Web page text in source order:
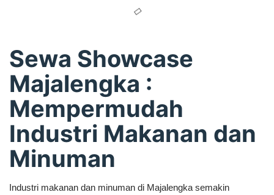
Sewa Showcase
Majalengka :
Mempermudah
Industri Makanan dan
Minuman
Industri makanan dan minuman di Majalengka semakin